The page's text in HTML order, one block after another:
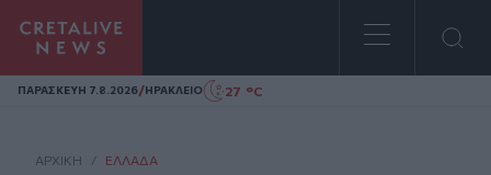
Homepage
ΠΑΡΑΣΚΕΥΗ 7.8.2026/ΗΡΑΚΛΕΙΟ 27 °C
ΑΡΧΙΚΗ / ΕΛΛΆΔΑ